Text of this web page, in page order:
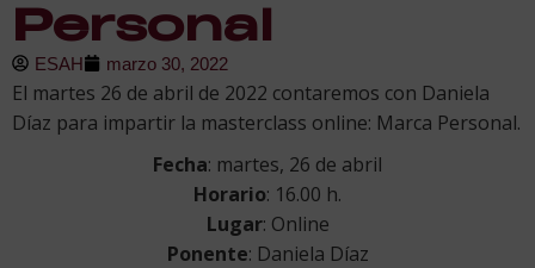
Personal
ESAH marzo 30, 2022
El martes 26 de abril de 2022 contaremos con Daniela
Díaz para impartir la masterclass online: Marca Personal.
Fecha: martes, 26 de abril
Horario: 16.00 h.
Lugar: Online
Ponente: Daniela Díaz